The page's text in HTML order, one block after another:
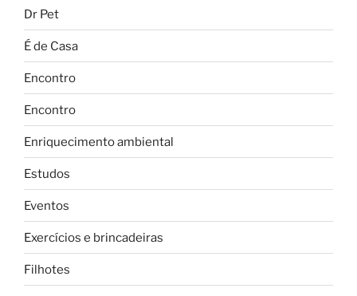
Dr Pet
É de Casa
Encontro
Encontro
Enriquecimento ambiental
Estudos
Eventos
Exercícios e brincadeiras
Filhotes